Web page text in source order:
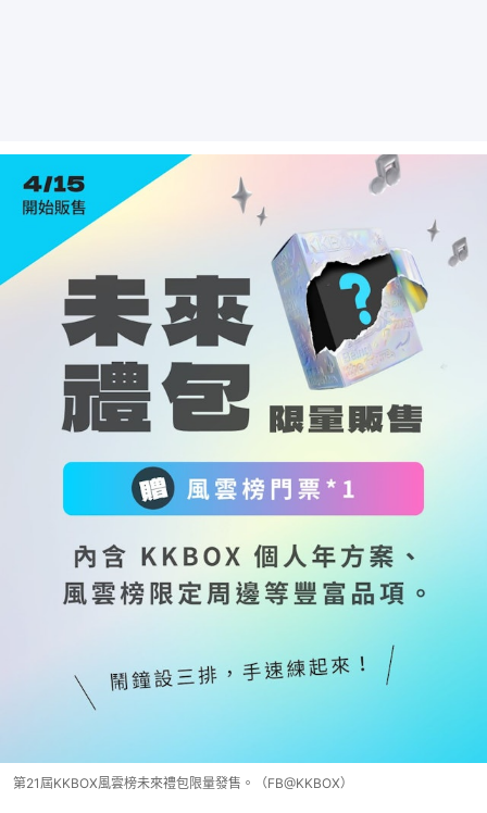
第21屆KKBOX風雲榜未來禮包限量發售。（FB@KKBOX）